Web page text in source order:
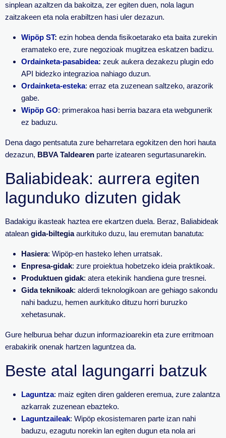
sinplean azaltzen da bakoitza, zer egiten duen, nola lagun
zaitzakeen eta nola erabiltzen hasi uler dezazun.
Wipöp ST: ezin hobea denda fisikoetarako eta baita zurekin
eramateko ere, zure negozioak mugitzea eskatzen badizu.
Ordainketa-pasabidea: zeuk aukera dezakezu plugin edo
API bidezko integrazioa nahiago duzun.
Ordainketa-esteka: erraz eta zuzenean saltzeko, arazorik
gabe.
Wipöp GO: primerakoa hasi berria bazara eta webgunerik
ez baduzu.
Dena dago pentsatuta zure beharretara egokitzen den hori hauta
dezazun, BBVA Taldearen parte izatearen segurtasunarekin.
Baliabideak: aurrera egiten
lagunduko dizuten gidak
Badakigu ikasteak haztea ere ekartzen duela. Beraz, Baliabideak
atalean gida-biltegiaaurkituko duzu, lau eremutan banatuta:
Hasiera: Wipöp-en hasteko lehen urratsak.
Enpresa-gidak: zure proiektua hobetzeko ideia praktikoak.
Produktuen gidak: atera etekinik handiena gure tresnei.
Gida teknikoak: alderdi teknologikoan are gehiago sakondu
nahi baduzu, hemen aurkituko dituzu horri buruzko
xehetasunak.
Gure helburua behar duzun informazioarekin eta zure erritmoan
erabakirik onenak hartzen laguntzea da.
Beste atal lagungarri batzuk
Laguntza: maiz egiten diren galderen eremua, zure zalantza
azkarrak zuzenean ebazteko.
Laguntzaileak: Wipöp ekosistemaren parte izan nahi
baduzu, ezagutu norekin lan egiten dugun eta nola ari